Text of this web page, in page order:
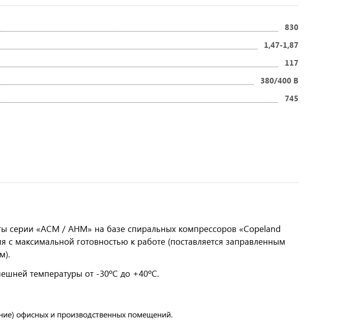
830
1,47-1,87
117
380/400 В
745
серии «ACM / AHM» на базе спиральных компрессоров «Copeland
с максимальной готовностью к работе (поставляется заправленным
температуры от -30ºС до +40ºС.
офисных и производственных помещений.